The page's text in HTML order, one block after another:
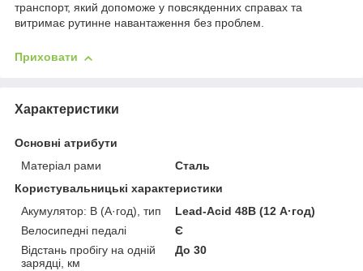
транспорт, який допоможе у повсякденних справах та
витримає рутинне навантаження без проблем.
Приховати
Характеристики
Основні атрибути
Матеріал рами
Сталь
Користувальницькі характеристики
Акумулятор: В (А·год), тип
Lead-Acid 48В (12 А·год)
Велосипедні педалі
Є
Відстань пробігу на одній
зарядці, км
До 30